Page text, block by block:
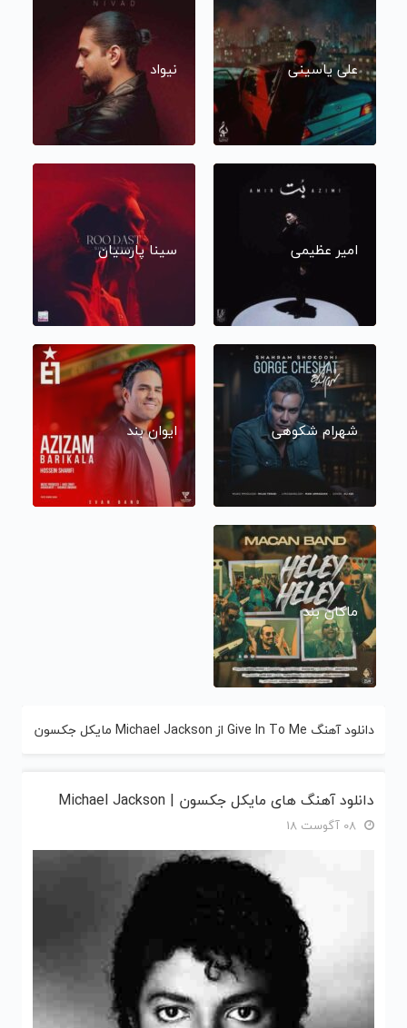
علی یاسینی نیواد
امیر عظیمی سینا پارسیان
شهرام شکوهی ایوان بند
ماکان بند
دانلود آهنگ Give In To Me از Michael Jackson مایکل جکسون
دانلود آهنگ های مایکل جکسون | Michael Jackson